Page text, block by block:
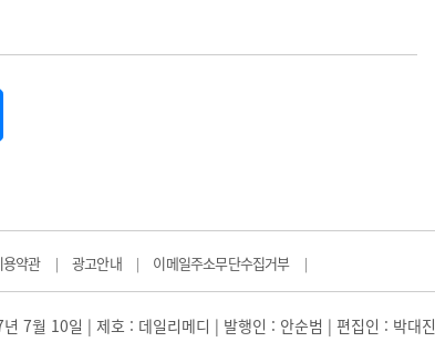
용약관 | 광고안내 | 이메일주소무단수집거부 |
7월 10일 | 제호 : 데일리메디 | 발행인 : 안순범 | 편집인 : 박대진